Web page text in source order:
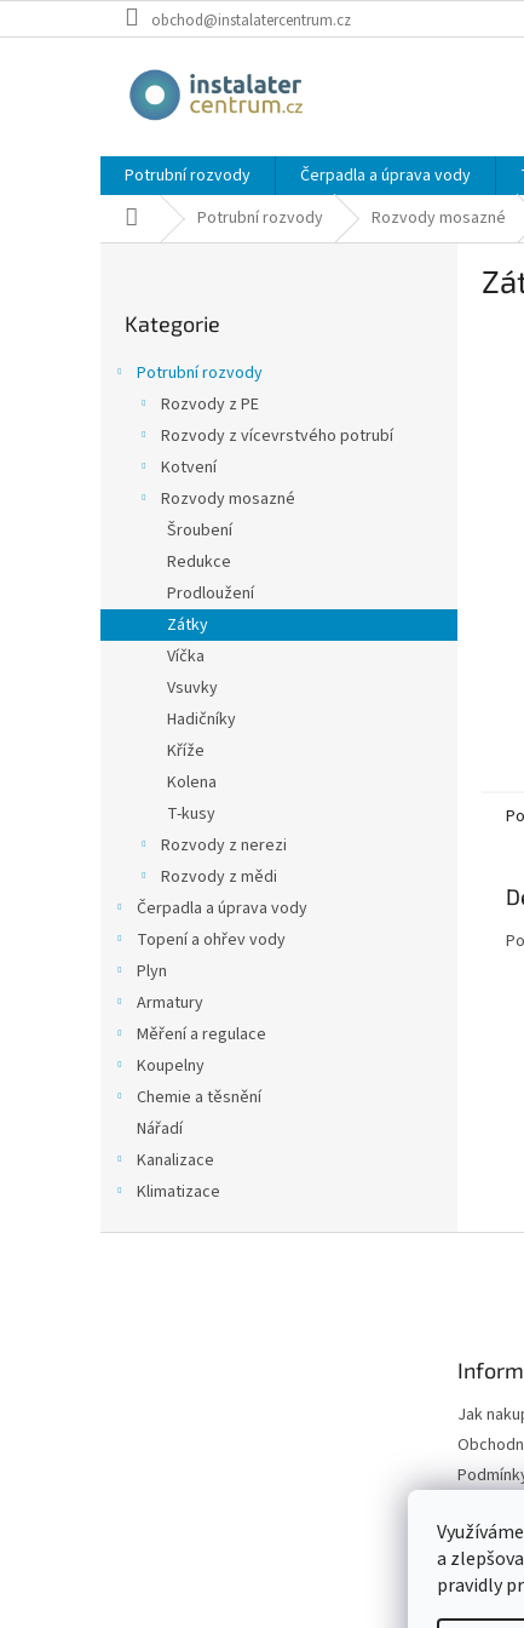
a
pravidly
na
obchod@instalatercentrum.cz
Potrubní rozvody Čerpadla a úprava vody
Domů Potrubní rozvody Rozvody mosazné
l
kategorie
Kategorie
Potrubní rozvody
Rozvody z PE
Rozvody z vícevrstvého potrubí
Kotvení
Rozvody mosazné
Šroubení
Redukce
Prodloužení
Zátky
Víčka
Vsuvky
Hadičníky
Kříže
Kolena
T-kusy
Rozvody z nerezi
Rozvody z mědi
Čerpadla a úprava vody
Topení a ohřev vody
Plyn
Armatury
Měření a regulace
Koupelny
Chemie a těsnění
Nářadí
Kanalizace
Klimatizace
Jak
Moje